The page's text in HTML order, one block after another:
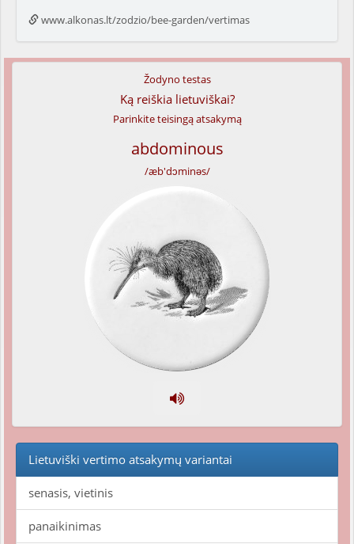
www.alkonas.lt/zodzio/bee-garden/vertimas
Žodyno testas
Ką reiškia lietuviškai?
Parinkite teisingą atsakymą
abdominous
/æb'dɔminəs/
Lietuviški vertimo atsakymų variantai
senasis, vietinis
panaikinimas